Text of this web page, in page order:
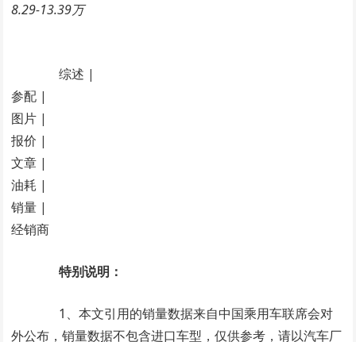
8.29-13.39万
综述 |
参配 |
图片 |
报价 |
文章 |
油耗 |
销量 |
经销商
特别说明：
1、本文引用的销量数据来自中国乘用车联席会对
外公布，销量数据不包含进口车型，仅供参考，请以汽车厂